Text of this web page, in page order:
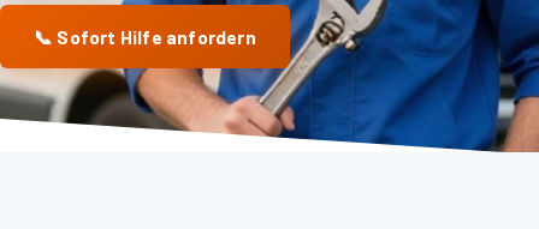
📞 Sofort Hilfe anfordern